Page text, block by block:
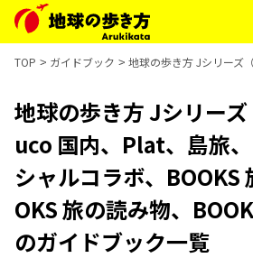
TOP ガイドブック 地球の歩き方 Jシリーズ
地球の歩き方 Jシリー
uco 国内、Plat、島旅
シャルコラボ、BOOKS
OKS 旅の読み物、
のガイドブック一覧